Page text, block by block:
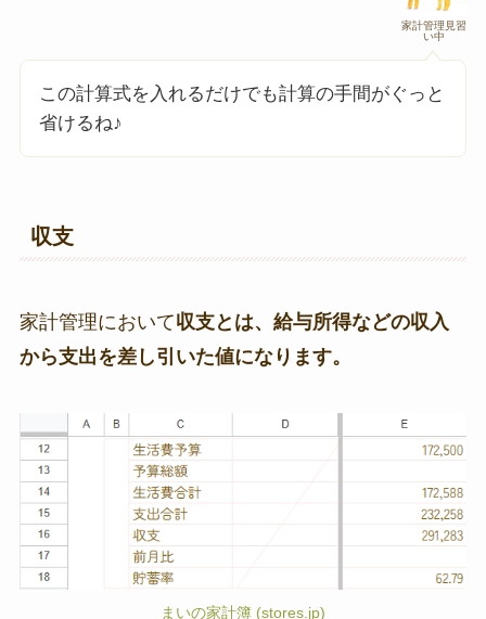
家計管理見習
い中
この計算式を入れるだけでも計算の手間がぐっと
省けるね♪
収支
家計管理において収支とは、給与所得などの収入
から支出を差し引いた値になります。
まいの家計簿 (stores.jp)